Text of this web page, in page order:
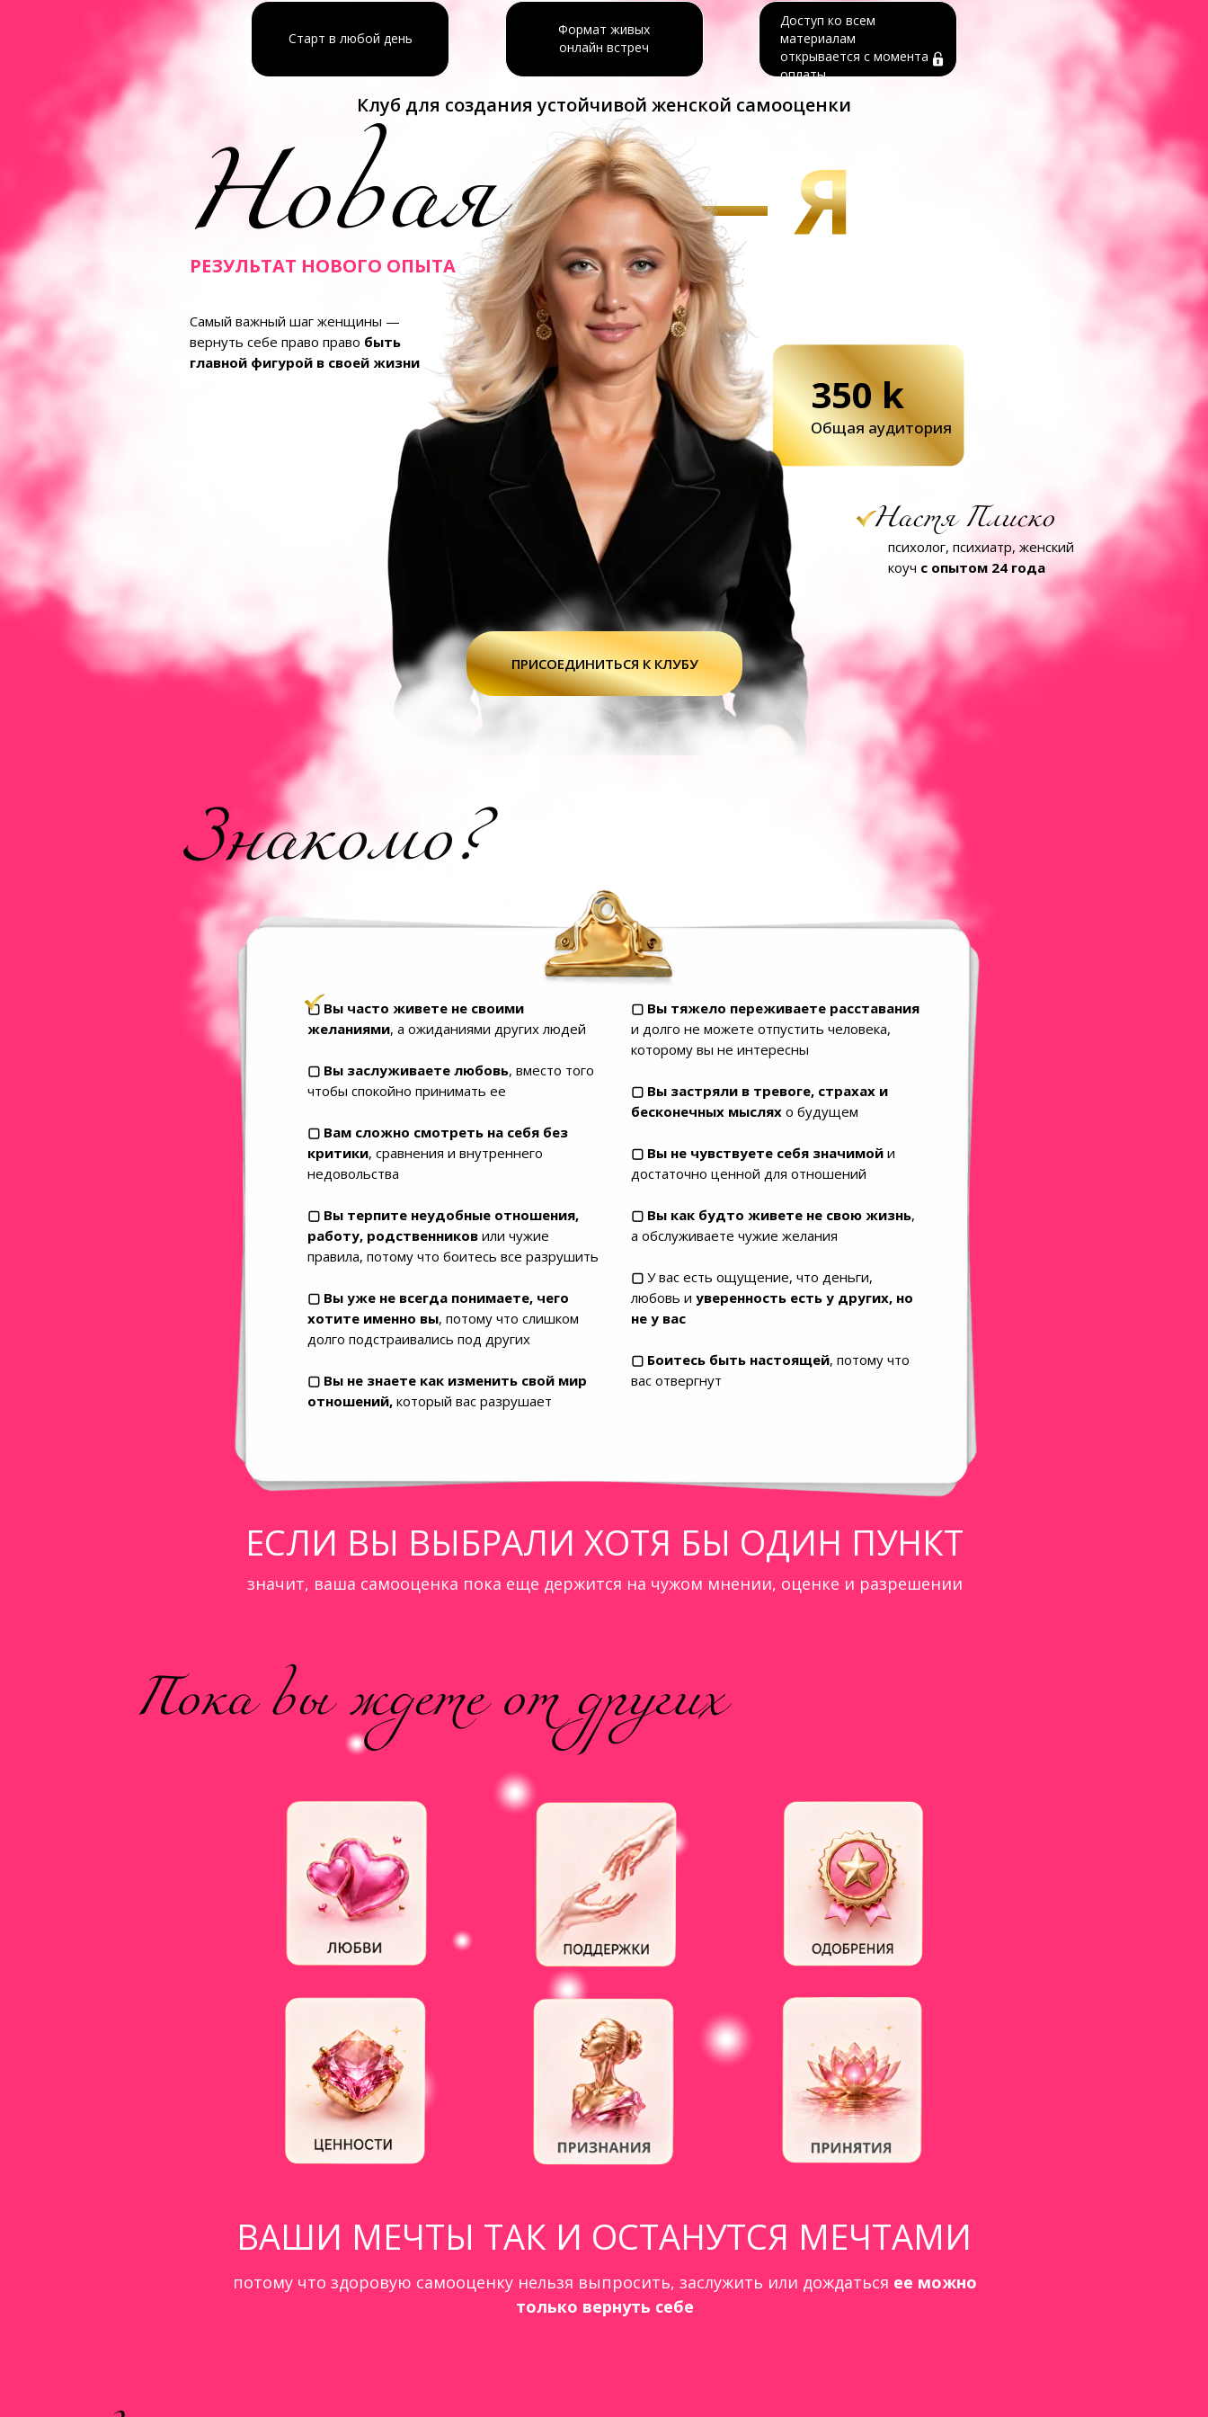
— Я
Новая
350 k
Общая аудитория
Клуб для создания устойчивой женской самооценки
Формат живых
онлайн встреч
Доступ ко всем
материалам
открывается с момента
оплаты
Старт в любой день
ПРИСОЕДИНИТЬСЯ К КЛУБУ
Самый важный шаг женщины —
вернуть себе право право быть
главной фигурой в своей жизни
РЕЗУЛЬТАТ НОВОГО ОПЫТА
психолог, психиатр, женский
коуч с опытом 24 года
Настя Плиско
▢ Вы часто живете не своими
желаниями, а ожиданиями других людей
▢ Вы заслуживаете любовь, вместо того
чтобы спокойно принимать ее
▢ Вам сложно смотреть на себя без
критики, сравнения и внутреннего
недовольства
▢ Вы терпите неудобные отношения,
работу, родственников или чужие
правила, потому что боитесь все разрушить
▢ Вы уже не всегда понимаете, чего
хотите именно вы, потому что слишком
долго подстраивались под других
▢ Вы не знаете как изменить свой мир
отношений, который вас разрушает
▢ Вы тяжело переживаете расставания
и долго не можете отпустить человека,
которому вы не интересны
▢ Вы застряли в тревоге, страхах и
бесконечных мыслях о будущем
▢ Вы не чувствуете себя значимой и
достаточно ценной для отношений
▢ Вы как будто живете не свою жизнь,
а обслуживаете чужие желания
▢ У вас есть ощущение, что деньги,
любовь и уверенность есть у других, но
не у вас
▢ Боитесь быть настоящей, потому что
вас отвергнут
ЕСЛИ ВЫ ВЫБРАЛИ ХОТЯ БЫ ОДИН ПУНКТ
значит, ваша самооценка пока еще держится на чужом мнении, оценке и разрешении
Знакомо?
Пока вы ждете от других
ВАШИ МЕЧТЫ ТАК И ОСТАНУТСЯ МЕЧТАМИ
потому что здоровую самооценку нельзя выпросить, заслужить или дождаться ее можно
только вернуть себе